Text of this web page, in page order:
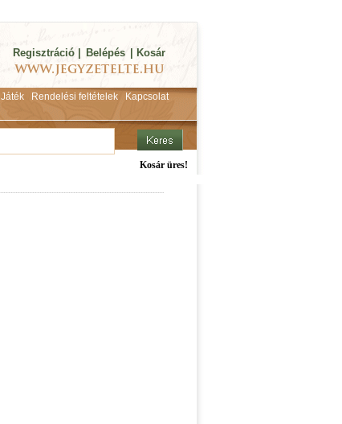
Regisztráció Belépés Kosár
Játék Rendelési feltételek Kapcsolat
Kosár üres!